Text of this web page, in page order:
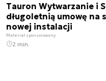
Tauron Wytwarzanie i
długoletnią umowę na
nowej instalacji
Materiał sponsorowany
2 min.